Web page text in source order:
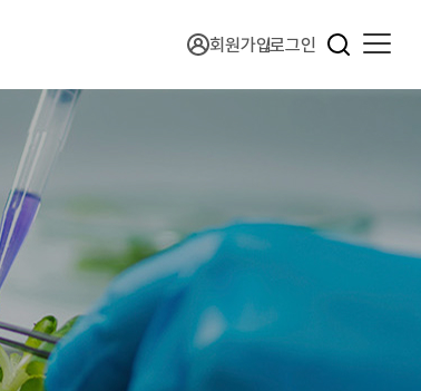
회원가입로그인